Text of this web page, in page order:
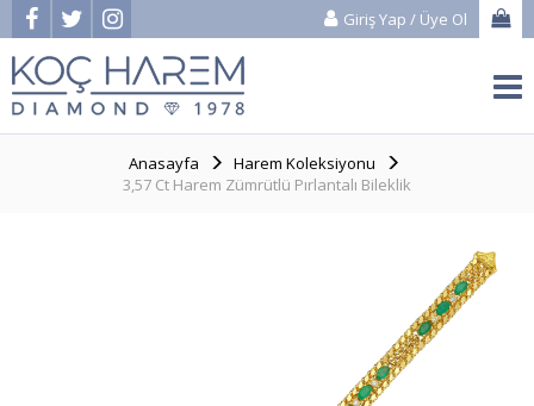
Giriş Yap / Üye Ol
Anasayfa
Harem Koleksiyonu
3,57 Ct Harem Zümrütlü Pırlantalı Bileklik